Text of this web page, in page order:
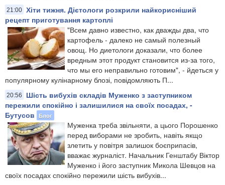
21:00 Хіти тижня. Дієтологи розкрили найкорисніший
рецепт приготування картоплі
"Всем давно известно, как дважды два, что
картофель - далеко не самый полезный
овощ. Но диетологи доказали, что более
вредным этот продукт становится из-за того,
что мы его неправильно готовим", - йдеться у
популярному кулінарному блозі, повідомляють П...
20:56
Шість вибухів складів Муженко з заступником
пережили спокійно і залишилися на своїх посадах, -
Бутусов
Блог
Муженка треба звільняти, а цього Порошенко
перед виборами не зробить, навіть якщо
злетить у повітря залишок боєприпасів,
вважає журналіст. Начальник Генштабу Віктор
Муженко і його заступник Микола Шевцов на
своїх посадах спокійно пережили шість вибухів...